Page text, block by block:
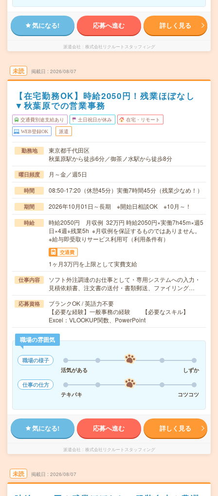
気になる! 応募へ進む 詳しく見る
派遣会社 株式会社リクルートスタッフィング
未読 掲載日 2026/08/07
【在宅勤務OK】時給2050円！残業ほぼなし
▼秋葉原での営業事務
交通費別途支給あり 土日祝日が休み 在宅・リモート
WEB登録OK 派遣
勤務地
東京都千代田区
秋葉原駅から徒歩6分／御茶ノ水駅から徒歩8分
曜日頻度 月～金／週5日
時間 08:50-17:20（休憩45分）実働7時間45分（残業少なめ！）
期間 2026年10月01日～長期 ※開始日相談OK ※10月～！
時給
時給2050円 月収例 32万円 時給2050円×実働7h45m×週5
日×4週+残業5h ※月収例を保証するものではありません。
※給与即受取りサービス利用可（利用条件有）
交通費
1ヶ月3万円を上限として実費支給
仕事内容
ソフト外注調達のお仕事として・専用システムへの入力・
見積依頼書、注文書の送付・書類郵送、ファイリング…
応募資格
ブランクOK / 英語力不要
【必要な経験】一般事務の経験 【必要なスキル】
Excel：VLOOKUP関数、PowerPoint
職場の雰囲気
職場の様子
活気がある
しずか
仕事の仕方
テキパキ
コツコツ
気になる! 応募へ進む 詳しく見る
派遣会社 株式会社リクルートスタッフィング
未読 掲載日 2026/08/07